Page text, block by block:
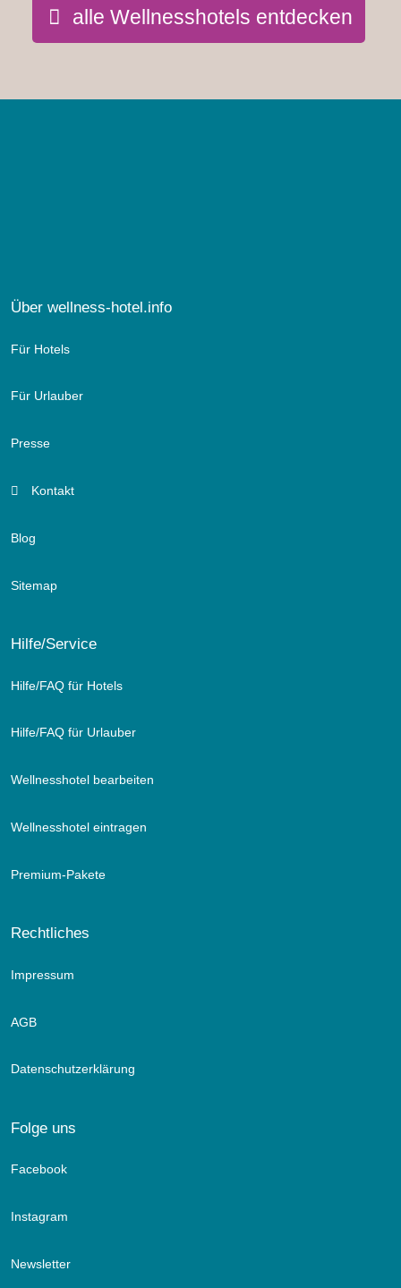
alle Wellnesshotels entdecken
Über wellness-hotel.info
Für Hotels
Für Urlauber
Presse
Kontakt
Blog
Sitemap
Hilfe/Service
Hilfe/FAQ für Hotels
Hilfe/FAQ für Urlauber
Wellnesshotel bearbeiten
Wellnesshotel eintragen
Premium-Pakete
Rechtliches
Impressum
AGB
Datenschutzerklärung
Folge uns
Facebook
Instagram
Newsletter